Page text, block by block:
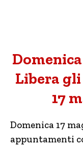
Libera
17
Domenica 17
appuntamenti